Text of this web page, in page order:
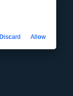
Discard Allow